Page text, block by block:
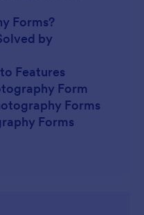
Forms?
by
Features
Form
Forms
Forms